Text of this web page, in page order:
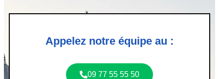
Appelez notre équipe au :
09 77 55 55 50